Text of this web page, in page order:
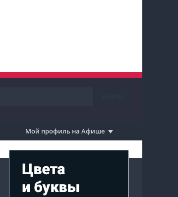
Мои тусовки
Мои места
Перечитать
Мой профиль на Афише